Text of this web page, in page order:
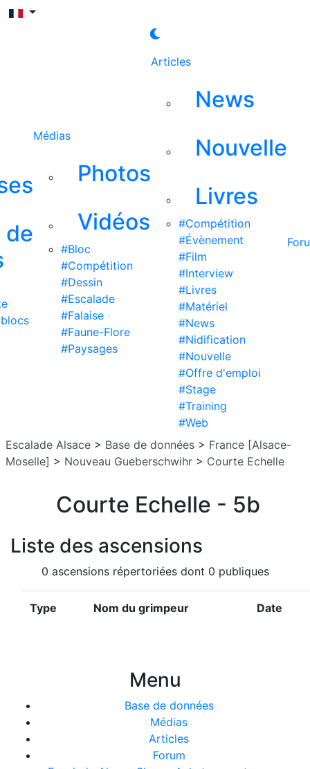
de
Médias
Photos
Vidéos
#Bloc
#Compétition
#Dessin
#Escalade
#Falaise
#Faune-Flore
#Paysages
Articles
News
Nouvelle
Livres
#Compétition
#Évènement
#Film
#Interview
#Livres
#Matériel
#News
#Nidification
#Nouvelle
#Offre d'emploi
#Stage
#Training
#Web
Escalade Alsace > Base de données > France [Alsace-
Moselle] > Nouveau Gueberschwihr > Courte Echelle
Courte Echelle - 5b
Liste des ascensions
0 ascensions répertoriées dont 0 publiques
Type Nom du grimpeur Date
Menu
Base de données
Médias
Articles
Forum